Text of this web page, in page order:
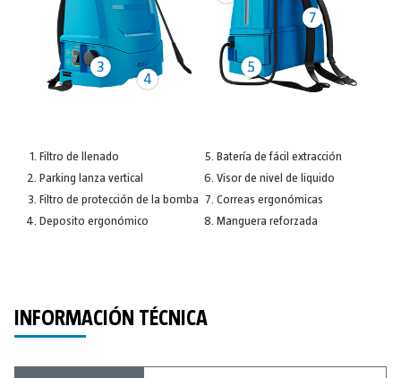
Filtro de llenado
Parking lanza vertical
Filtro de protección de la bomba
Deposito ergonómico
Batería de fácil extracción
Visor de nivel de liquido
Correas ergonómicas
Manguera reforzada
INFORMACIÓN TÉCNICA